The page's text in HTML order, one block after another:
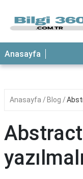
ANASAYFA
Anasayfa
Anasayfa Blog
Abstract